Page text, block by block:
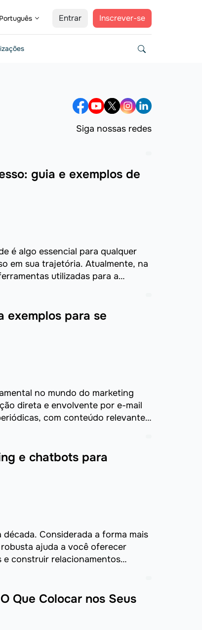
Português Entrar Inscrever-se
Siga nossas redes
guia e exemplos de
é algo essencial para qualquer
em sua trajetória. Atualmente, na
utilizadas para a
exemplos para se
no mundo do marketing
direta e envolvente por e-mail
com conteúdo relevante
e chatbots para
Considerada a forma mais
ajuda a você oferecer
construir relacionamentos
Que Colocar nos Seus